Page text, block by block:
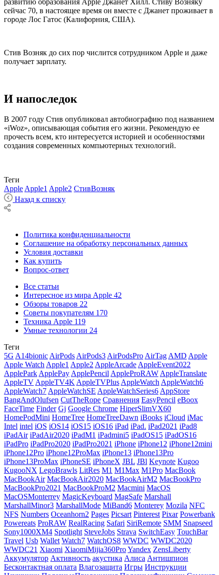
сейчас 70, в настоящее время он вместе с Джанет проживает в
городе Лос Гатос (Калифорния, США).
Стив Возняк до сих пор числится сотрудником Apple и даже
получает зарплату.
И напоследок
В 2007 году Стив опубликовал автобиографию под названием
«iWoz», описывающая события его жизни. Рекомендую ее
прочесть всем, кто интересуется историей и особенностями
создания современных компьютерных технологий.
Теги
AppleApple1 Apple2 СтивВозняк
Назад к списку
Политика конфиденциальности
Соглашение на обработку персональных данных
Условия доставки
Как купить
Вопрос-ответ
Все статьи
Интересное из мира Apple 42
Обзоры товаров 22
Советы покупателям 170
Техника Apple 119
Умные технологии 24
Теги
5G A14bionicAirPodsAirPods3AirPodsProAirTagAMD Apple
Apple WatchApple1 Apple2AppleArcadeAppleEvent2022
AppleParkApplePayApplePencilAppleProRAWAppleTranslate
AppleTVAppleTV4KAppleTVPlusAppleWatchAppleWatch6
AppleWatch7AppleWatchSE AppleWatchSeries6AppStore
BangAndOlufsen CutTheRope Cравнения EasyPencil eBoox
FaceTime Finder Gj Google Chrome HiperSlimVX60
HomePodMini HomeTree HomeTreeDawn iBooks iCloud iMac
Intel intel iOS iOS14 iOS15 iOS16 iPad iPad. iPad2021 iPad8
iPadAir iPadAir2020 iPadM1 iPadmini5 iPadOS15 iPadOS16
iPadPro iPadPro2020 iPadPro2021 iPhone iPhone12 iPhone12mini
iPhone12Pro iPhone12ProMax iPhone13 iPhone13Pro
iPhone13ProMax iPhoneSE iPhoneX JBL JBl Keynote Kugoo
KugooNX LegoBrawls LitRes M1 M1Max M1Pro MacBook
MacBookAir MacBookAir2020 MacBookAirM2 MacBookPro
MacBookPro2021 MacBookProM2 Macmini MacOS
MacOSMonterrey MagicKeyboard MagSafe Marshall
MarshallMinor3 MarshallMode MiBand6 Monterey Mozila NFC
NFS Numbers Oceanhorn2 Pages Picsart Pinterest Pixar Powerbank
Powereats ProRAW RealRacing Safari SiriRemote SMM Snapseed
Sony1000XM4 Spotlight SteveJobs Strava SwitchEasy TouchBar
Travel Usb Wallet Watch7 WatchOS8 WWDC WWDC2020
WWDC21 Xiaomi XiaomiMijia360ProYandex ZensLiberty
Аккумулятор Активность акустика Алиса Антишпион
Бесконтактная оплата Влагозащита Игры Инструкции